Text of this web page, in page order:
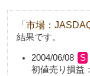
「市場：
結果です。
2004/06/08
初値売り損益：